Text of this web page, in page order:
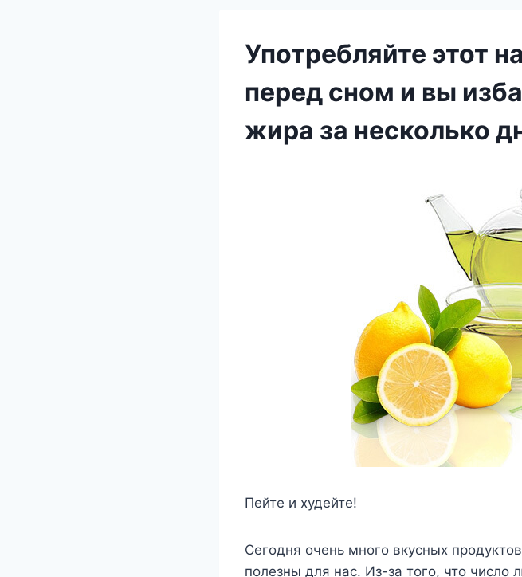
Употребляйте этот
перед сном и вы
жира за несколько
Пейте и худейте!
Сегодня очень много вкусных
полезны для нас. Из-за того, что